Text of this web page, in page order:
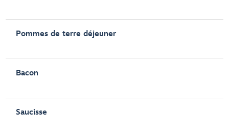
Pommes de terre déjeuner
Bacon
Saucisse